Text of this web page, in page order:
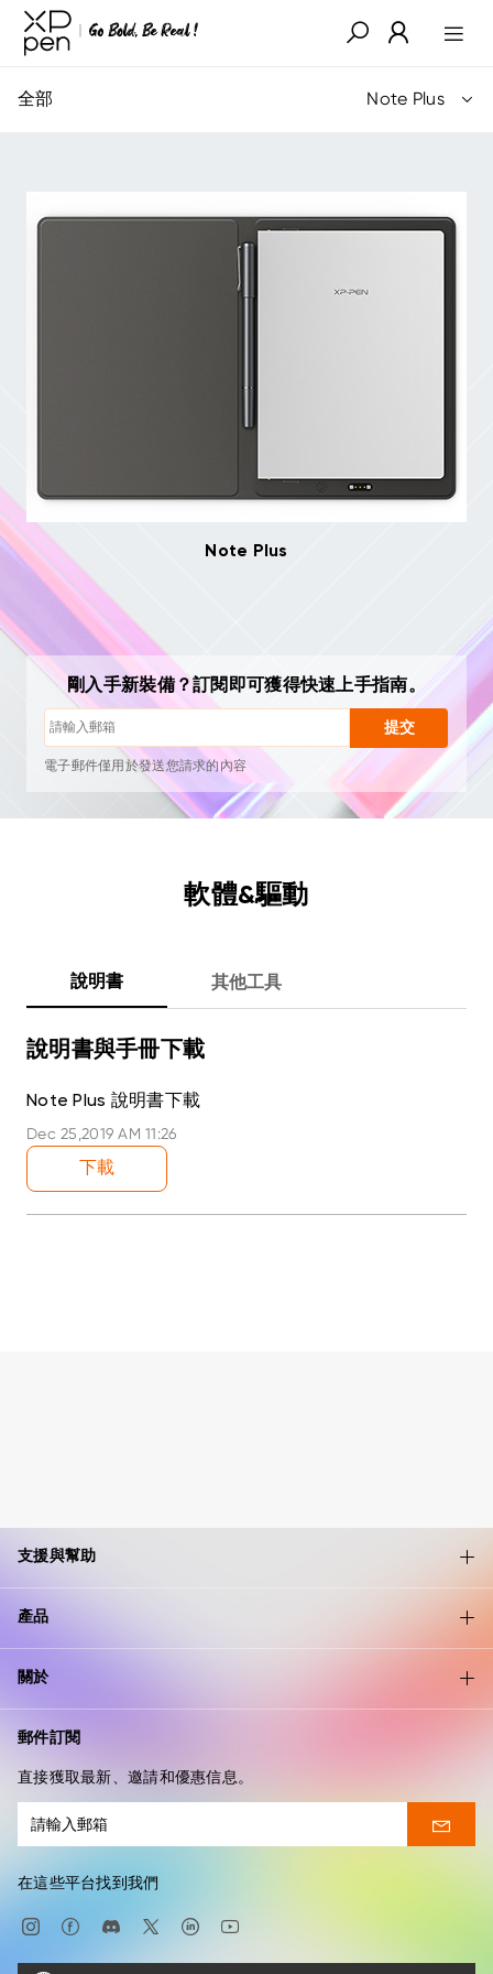
全部 Note Plus
Note Plus
剛入手新裝備？訂閱即可獲得快速上手指南。
提交
隨時一鍵退訂
繪畫教學
使用技巧與故障排查
新品首發與專屬優惠
藝術家故事與靈感
電子郵件僅用於發送您請求的內容
繪畫教學
軟體&驅動
說明書 其他工具
說明書與手冊下載
Note Plus 說明書下載
Dec 25,2019 AM 11:26
下載
支援與幫助
產品
關於
郵件訂閱
直接獲取最新、邀請和優惠信息。
在這些平台找到我們